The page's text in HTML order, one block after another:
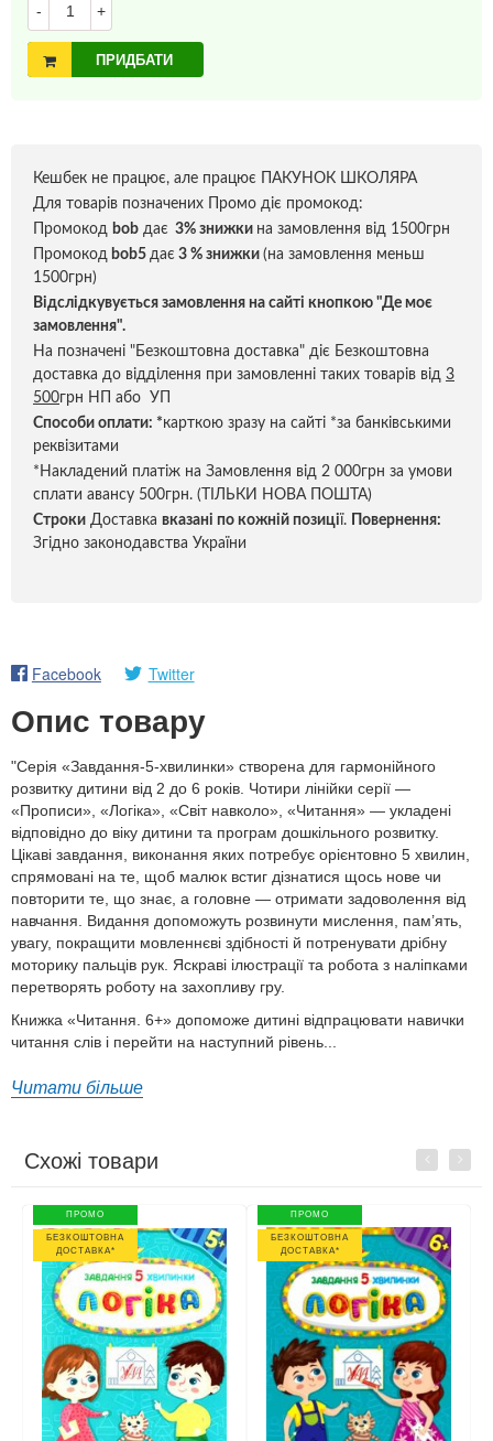
- +
ПРИДБАТИ
Кешбек не працює, але працює ПАКУНОК ШКОЛЯРА
Для товарів позначених Промо діє промокод:
Промокод bob дає 3% знижки на замовлення від 1500грн
Промокод bob5 дає 3 % знижки (на замовлення меньш
1500грн)
Відслідкувується замовлення на сайті кнопкою "Де моє
замовлення".
На позначені "Безкоштовна доставка" діє Безкоштовна
доставка до відділення при замовленні таких товарів від 3
500грн НП або УП
Способи оплати: *карткою зразу на сайті *за банківськими
реквізитами
*Накладений платіж на Замовлення від 2 000грн за умови
сплати авансу 500грн. (ТІЛЬКИ НОВА ПОШТА)
Строки Доставка вказані по кожній позиції.
Повернення:
Згідно законодавства України
Facebook Twitter
Опис товару
"Серія «Завдання-5-хвилинки» створена для гармонійного
розвитку дитини від 2 до 6 років. Чотири лінійки серії —
«Прописи», «Логіка», «Світ навколо», «Читання» — укладені
відповідно до віку дитини та програм дошкільного розвитку.
Цікаві завдання, виконання яких потребує орієнтовно 5 хвилин,
спрямовані на те, щоб малюк встиг дізнатися щось нове чи
повторити те, що знає, а головне — отримати задоволення від
навчання. Видання допоможуть розвинути мислення, пам’ять,
увагу, покращити мовленнєві здібності й потренувати дрібну
моторику пальців рук. Яскраві ілюстрації та робота з наліпками
перетворять роботу на захопливу гру.
Книжка «Читання. 6+» допоможе дитині відпрацювати навички
читання слів і перейти на наступний рівень...
Читати більше
Схожі товари Previous
ПРОМО
БЕЗКОШТОВНА
ДОСТАВКА*
ПРОМО
БЕЗКОШТОВНА
ДОСТАВКА*
Next